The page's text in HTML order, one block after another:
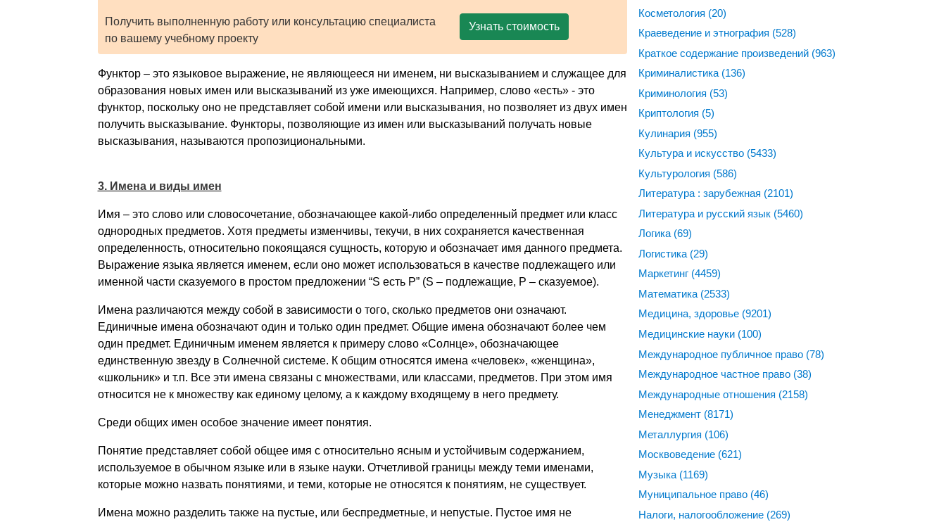
Получить выполненную работу или консультацию специалиста
по вашему учебному проекту
Узнать стоимость
Функтор – это языковое выражение, не являющееся ни именем, ни высказыванием и служащее для
образования новых имен или высказываний из уже имеющихся. Например, слово «есть» - это
функтор, поскольку оно не представляет собой имени или высказывания, но позволяет из двух имен
получить высказывание. Функторы, позволяющие из имен или высказываний получать новые
высказывания, называются пропозициональными.
3. Имена и виды имен
Имя – это слово или словосочетание, обозначающее какой-либо определенный предмет или класс
однородных предметов. Хотя предметы изменчивы, текучи, в них сохраняется качественная
определенность, относительно покоящаяся сущность, которую и обозначает имя данного предмета.
Выражение языка является именем, если оно может использоваться в качестве подлежащего или
именной части сказуемого в простом предложении “S есть P” (S – подлежащие, P – сказуемое).
Имена различаются между собой в зависимости о того, сколько предметов они означают.
Единичные имена обозначают один и только один предмет. Общие имена обозначают более чем
один предмет. Единичным именем является к примеру слово «Солнце», обозначающее
единственную звезду в Солнечной системе. К общим относятся имена «человек», «женщина»,
«школьник» и т.п. Все эти имена связаны с множествами, или классами, предметов. При этом имя
относится не к множеству как единому целому, а к каждому входящему в него предмету.
Среди общих имен особое значение имеет понятия.
Понятие представляет собой общее имя с относительно ясным и устойчивым содержанием,
используемое в обычном языке или в языке науки. Отчетливой границы между теми именами,
которые можно назвать понятиями, и теми, которые не относятся к понятиям, не существует.
Имена можно разделить также на пустые, или беспредметные, и непустые. Пустое имя не
Косметология (20)
Краеведение и этнография (528)
Краткое содержание произведений (963)
Криминалистика (136)
Криминология (53)
Криптология (5)
Кулинария (955)
Культура и искусство (5433)
Культурология (586)
Литература : зарубежная (2101)
Литература и русский язык (5460)
Логика (69)
Логистика (29)
Маркетинг (4459)
Математика (2533)
Медицина, здоровье (9201)
Медицинские науки (100)
Международное публичное право (78)
Международное частное право (38)
Международные отношения (2158)
Менеджмент (8171)
Металлургия (106)
Москвоведение (621)
Музыка (1169)
Муниципальное право (46)
Налоги, налогообложение (269)